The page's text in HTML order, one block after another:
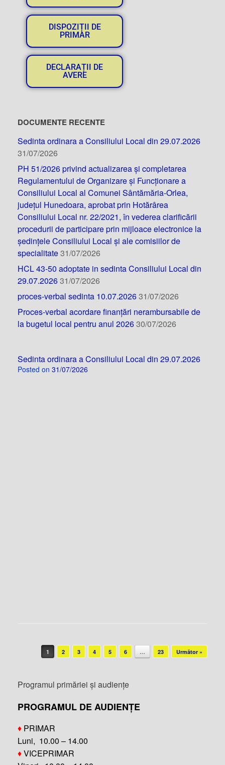
DISPOZIȚII DE
PRIMAR
DECLARAȚII DE
AVERE
DOCUMENTE RECENTE
Sedinta ordinara a Consiliului Local din 29.07.2026
31/07/2026
PH 51/2026 privind actualizarea și completarea
Regulamentului de Organizare și Funcționare a
Consiliului Local al Comunei Sântămăria-Orlea,
județul Hunedoara, aprobat prin Hotărârea
Consiliului Local nr. 22/2021, în vederea clarificării
procedurii de participare prin mijloace electronice la
ședințele Consiliului Local și ale comisiilor de
specialitate31/07/2026
HCL 43-50 adoptate in sedinta Consiliului Local din
29.07.202631/07/2026
proces-verbal sedinta 10.07.202631/07/2026
Proces-verbal acordare finanțări nerambursabile de
la bugetul local pentru anul 202630/07/2026
Sedinta ordinara a Consiliului Local din 29.07.2026
Posted on 31/07/2026
Post navigation
1 2 3 4 5 6 … 23 Următor »
Programul primăriei și audiențe
PROGRAMUL DE AUDIENȚE
♦ PRIMAR
Luni, 10.00 – 14.00
♦VICEPRIMAR